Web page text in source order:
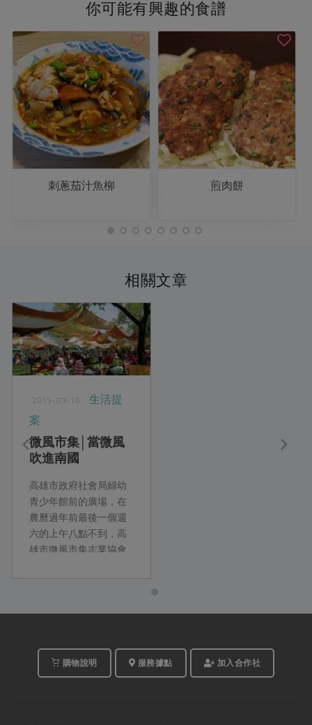
你可能有興趣的食譜
刺蔥茄汁魚柳 煎肉餅
相關文章
2015-03-10
生活提
案
微風市集│當微風
吹進南國
高雄市政府社會局婦幼
青少年館前的廣場，在
農曆過年前最後一個週
六的上午八點不到，高
雄市微風市集志業協會
著微風市集熙攘川流的
地放送著。接下來，他
購物說明 服務據點 加入合作社